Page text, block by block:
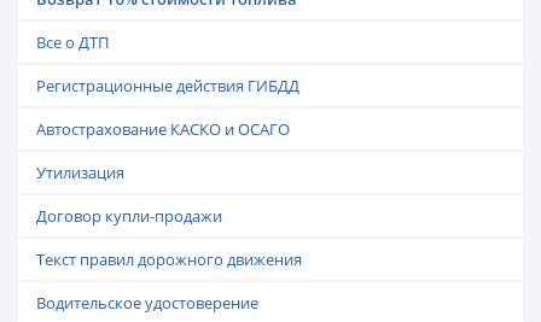
Все о ДТП
Регистрационные действия ГИБДД
Автострахование КАСКО и ОСАГО
Утилизация
Договор купли-продажи
Текст правил дорожного движения
Водительское удостоверение